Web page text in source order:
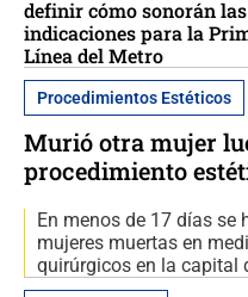
definir cómo sonorán las
indicaciones para la
Línea del Metro
Procedimientos Estéticos
Murió otra mujer
procedimiento
En menos de 17 días se
mujeres muertas en
quirúrgicos en la capital